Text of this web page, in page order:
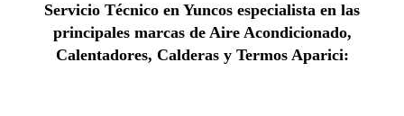
Servicio Técnico en Yuncos especialista en las
principales marcas de Aire Acondicionado,
Calentadores, Calderas y Termos Aparici: